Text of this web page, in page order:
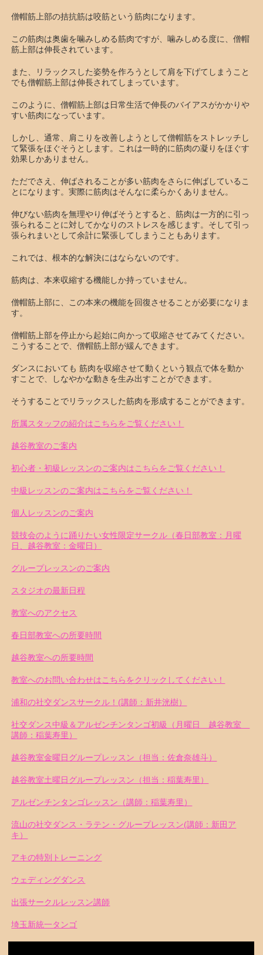
僧帽筋上部の拮抗筋は咬筋という筋肉になります。
この筋肉は奥歯を噛みしめる筋肉ですが、噛みしめる度に、僧帽
筋上部は伸長されています。
また、リラックスした姿勢を作ろうとして肩を下げてしまうこと
でも僧帽筋上部は伸長されてしまっています。
このように、僧帽筋上部は日常生活で伸長のバイアスがかかりや
すい筋肉になっています。
しかし、通常、肩こりを改善しようとして僧帽筋をストレッチし
て緊張をほぐそうとします。これは一時的に筋肉の凝りをほぐす
効果しかありません。
ただでさえ、伸ばされることが多い筋肉をさらに伸ばしているこ
とになります。実際に筋肉はそんなに柔らかくありません。
伸びない筋肉を無理やり伸ばそうとすると、筋肉は一方的に引っ
張られることに対してかなりのストレスを感じます。そして引っ
張られまいとして余計に緊張してしまうこともあります。
これでは、根本的な解決にはならないのです。
筋肉は、本来収縮する機能しか持っていません。
僧帽筋上部に、この本来の機能を回復させることが必要になりま
す。
僧帽筋上部を停止から起始に向かって収縮させてみてください。
こうすることで、僧帽筋上部が緩んできます。
ダンスにおいても 筋肉を収縮させて動くという観点で体を動か
すことで、しなやかな動きを生み出すことができます。
そうすることでリラックスした筋肉を形成することができます。
所属スタッフの紹介はこちらをご覧ください！
越谷教室のご案内
初心者・初級レッスンのご案内はこちらをご覧ください！
中級レッスンのご案内はこちらをご覧ください！
個人レッスンのご案内
競技会のように踊りたい女性限定サークル（春日部教室：月曜
日、越谷教室：金曜日）
グループレッスンのご案内
スタジオの最新日程
教室へのアクセス
春日部教室への所要時間
越谷教室への所要時間
教室へのお問い合わせはこちらをクリックしてください！
浦和の社交ダンスサークル！(講師：新井洸樹）
社交ダンス中級＆アルゼンチンタンゴ初級（月曜日 越谷教室
講師：稲葉寿里）
越谷教室金曜日グループレッスン（担当：佐倉奈雄斗）
越谷教室土曜日グループレッスン（担当：稲葉寿里）
アルゼンチンタンゴレッスン（講師：稲葉寿里）
流山の社交ダンス・ラテン・グループレッスン(講師：新田ア
キ）
アキの特別トレーニング
ウェディングダンス
出張サークルレッスン講師
埼玉新統一タンゴ